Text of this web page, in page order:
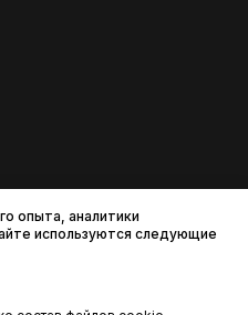
опыта, аналитики
используются следующие